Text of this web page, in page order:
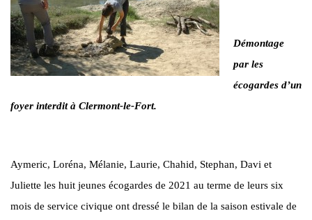
Démontage
par les
écogardes d’un
foyer interdit à Clermont-le-Fort.
Aymeric, Loréna, Mélanie, Laurie, Chahid, Stephan, Davi et
Juliette les huit jeunes écogardes de 2021 au terme de leurs six
mois de service civique ont dressé le bilan de la saison estivale de